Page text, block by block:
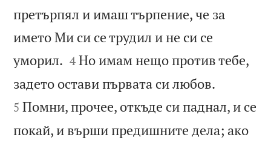
претърпял и имаш търпение, че за
името Ми си се трудил и не си се
уморил. 

4 Но имам нещо против тебе,
задето остави първата си любов.
5 Помни, прочее, откъде си паднал, и се
покай, и върши предишните дела; ако